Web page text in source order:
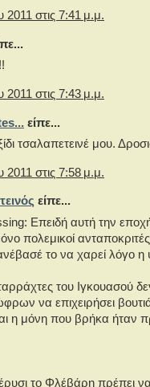
2011 στις 7:41 μ.μ.
2011 στις 7:43 μ.μ.
είπε...
τσαλαπετεινέ μου.
2011 στις 7:58 μ.μ.
είπε...
Επειδή αυτή την
πολεμικοί
το να χαρεί λόγο
του Ιγκουασού
να επιχειρήσει
η μόνη που βρήκα ήταν
το Φλέβάρη πρέπει